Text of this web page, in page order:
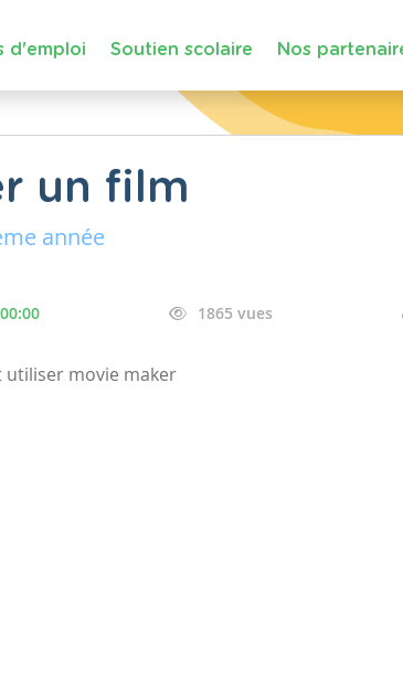
d'emploi Soutien scolaire Nos
un film
année
1865 vues
utiliser movie maker